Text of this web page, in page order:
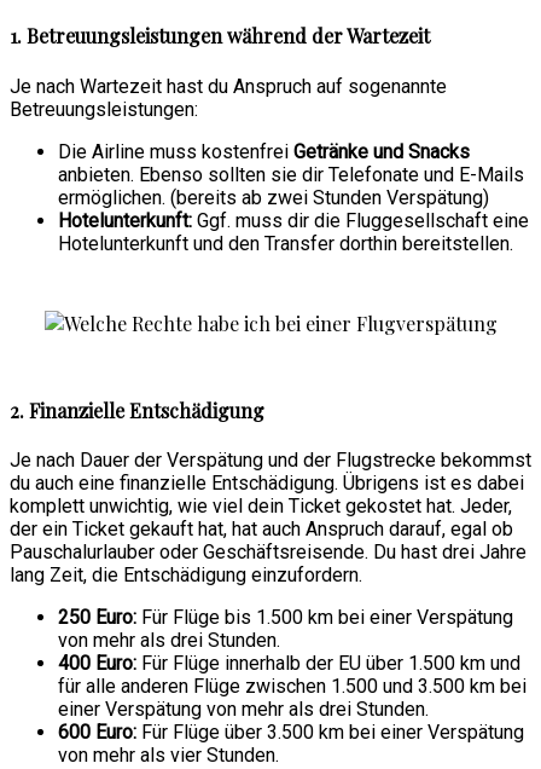
1. Betreuungsleistungen während der Wartezeit
Je nach Wartezeit hast du Anspruch auf sogenannte
Betreuungsleistungen:
Die Airline muss kostenfrei Getränke und Snacks
anbieten. Ebenso sollten sie dir Telefonate und E-Mails
ermöglichen. (bereits ab zwei Stunden Verspätung)
Hotelunterkunft: Ggf. muss dir die Fluggesellschaft eine
Hotelunterkunft und den Transfer dorthin bereitstellen.
2. Finanzielle Entschädigung
Je nach Dauer der Verspätung und der Flugstrecke bekommst
du auch eine finanzielle Entschädigung. Übrigens ist es dabei
komplett unwichtig, wie viel dein Ticket gekostet hat. Jeder,
der ein Ticket gekauft hat, hat auch Anspruch darauf, egal ob
Pauschalurlauber oder Geschäftsreisende. Du hast drei Jahre
lang Zeit, die Entschädigung einzufordern.
250 Euro: Für Flüge bis 1.500 km bei einer Verspätung
von mehr als drei Stunden.
400 Euro: Für Flüge innerhalb der EU über 1.500 km und
für alle anderen Flüge zwischen 1.500 und 3.500 km bei
einer Verspätung von mehr als drei Stunden.
600 Euro: Für Flüge über 3.500 km bei einer Verspätung
von mehr als vier Stunden.